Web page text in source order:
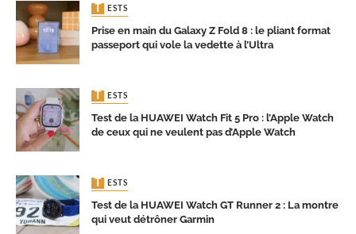
TESTS
Prise en main du Galaxy Z Fold 8 : le pliant format
passeport qui vole la vedette à l’Ultra
TESTS
Test de la HUAWEI Watch Fit 5 Pro : l’Apple Watch
de ceux qui ne veulent pas d’Apple Watch
TESTS
Test de la HUAWEI Watch GT Runner 2 : La montre
qui veut détrôner Garmin